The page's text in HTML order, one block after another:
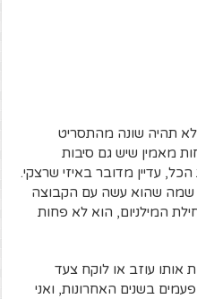
תהיה שונה מהתסריט
מאמין שיש גם סיבות
עדיין מדובר באיזי שרצקי.
שמה שהוא עשה עם הקבוצה
המילניום, הוא לא פחות
אותו עוזב או לוקח צעד
בשנים האחרונות, ואני